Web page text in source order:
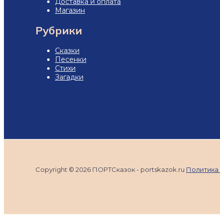
Магазин
Рубрики
Сказки
Песенки
Стихи
Загадки
Copyright © 2026 ПОРТСказок - portskazok.ru